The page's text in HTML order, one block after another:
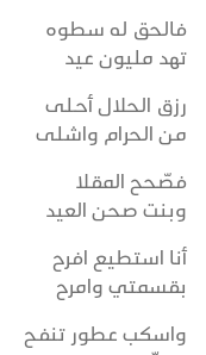
فالحق له سطوه
تهد مليون عيد
رزق الحلال أحــلى
من الحرام واشلى
فصّحح المقلا
وبنت صحن العيد
أنا استطيع افرح
بقسمتي وامرح
واسكب عطور تنفح